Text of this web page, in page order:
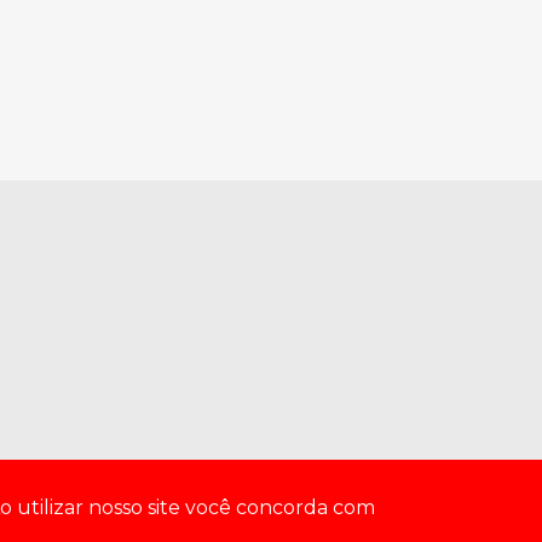
utilizar nosso site você concorda com